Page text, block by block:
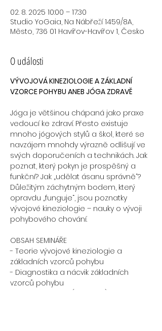
02. 8. 2025 10:00 – 17:30
Studio YoGaia, Na Nábřeží 1459/8A,
Město, 736 01 Havířov-Havířov 1, Česko
O události
VÝVOJOVÁ KINEZIOLOGIE A ZÁKLADNÍ
VZORCE POHYBU ANEB JÓGA ZDRAVĚ
Jóga je většinou chápaná jako praxe
vedoucí ke zdraví. Přesto existuje
mnoho jógových stylů a škol, které se
navzájem mnohdy výrazně odlišují ve
svých doporučeních a technikách. Jak
poznat, který pokyn je prospěšný a
funkční? Jak „udělat ásanu správně“?
Důležitým záchytným bodem, který
opravdu „funguje“, jsou poznatky
vývojové kineziologie – nauky o vývoji
pohybového chování.
OBSAH SEMINÁŘE
- Teorie vývojové kineziologie a
základních vzorců pohybu
- Diagnostika a nácvik základních
vzorců pohybu